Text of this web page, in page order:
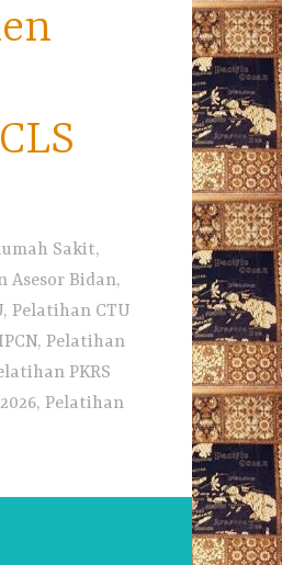
Sakit,
Bidan,
Pelatihan CTU
Pelatihan
PKRS
Pelatihan